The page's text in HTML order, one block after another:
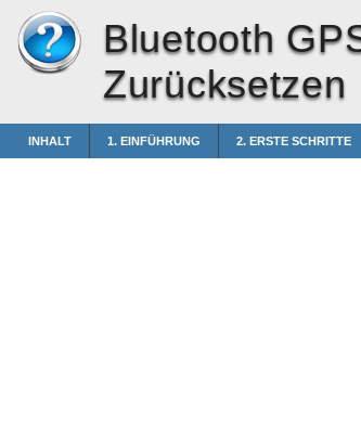
Bluetooth
Zurücksetzen
INHALT 1. EINFÜHRUNG 2. ERSTE SCHRITTE